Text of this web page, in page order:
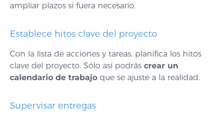
ampliar plazos si fuera necesario.
Establece hitos clave del proyecto
Con la lista de acciones y tareas, planifica los hitos
clave del proyecto. Sólo así podrás crear un
calendario de trabajo que se ajuste a la realidad.
Supervisar entregas